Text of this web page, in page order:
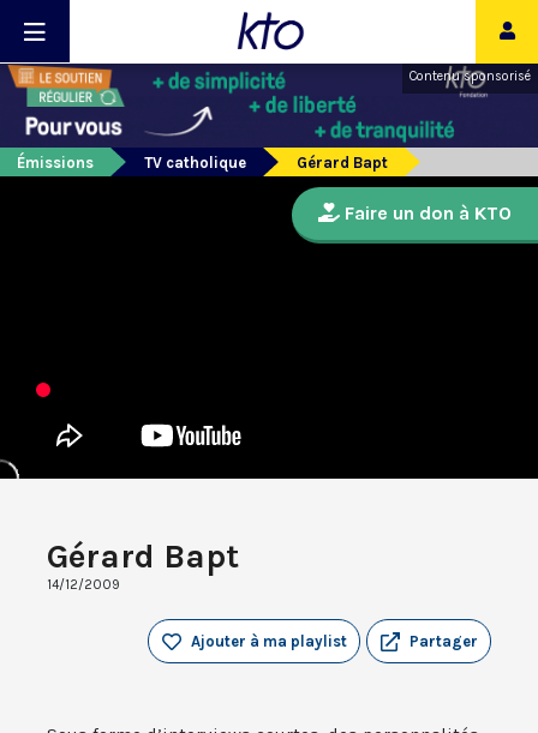
Contenu sponsorisé
Émissions TV catholique Gérard Bapt
Gérard Bapt
14/12/2009
Partager
Ajouter à ma playlist
Faire un don à KTO